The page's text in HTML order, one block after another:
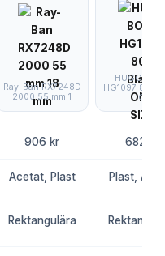
Ray-Ban RX7248D
2000 55 mm 1
HUGO
HG1097 807
O
906 kr 682 kr
Acetat, Plast Plast,
Rektangulära